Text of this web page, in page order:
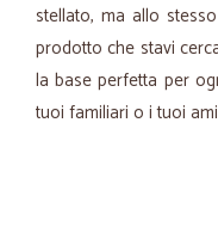
stellato, ma allo
prodotto che stavi
la base perfetta per
tuoi familiari o i tuoi